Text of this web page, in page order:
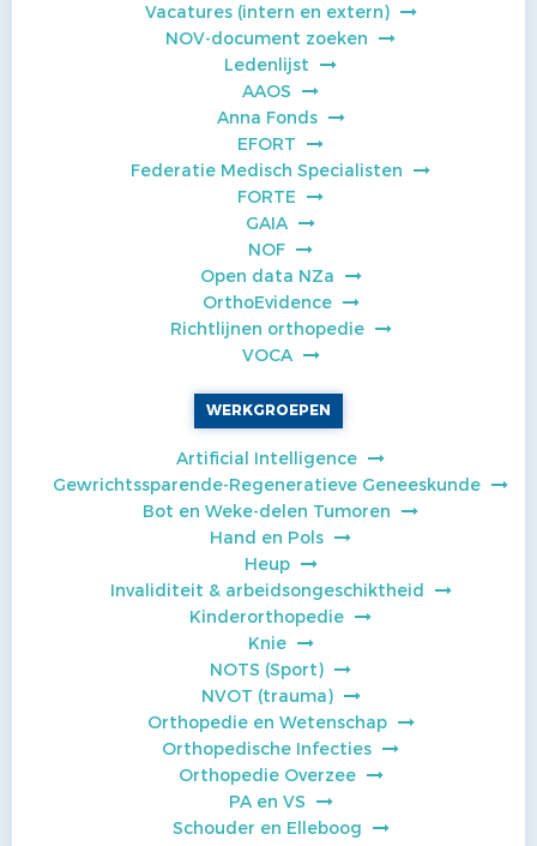
Vacatures (intern en extern)
NOV-document zoeken
Ledenlijst
AAOS
Anna Fonds
EFORT
Federatie Medisch Specialisten
FORTE
GAIA
NOF
Open data NZa
OrthoEvidence
Richtlijnen orthopedie
VOCA
WERKGROEPEN
Artificial Intelligence
Gewrichtssparende-Regeneratieve Geneeskunde
Bot en Weke-delen Tumoren
Hand en Pols
Heup
Invaliditeit & arbeidsongeschiktheid
Kinderorthopedie
Knie
NOTS (Sport)
NVOT (trauma)
Orthopedie en Wetenschap
Orthopedische Infecties
Orthopedie Overzee
PA en VS
Schouder en Elleboog